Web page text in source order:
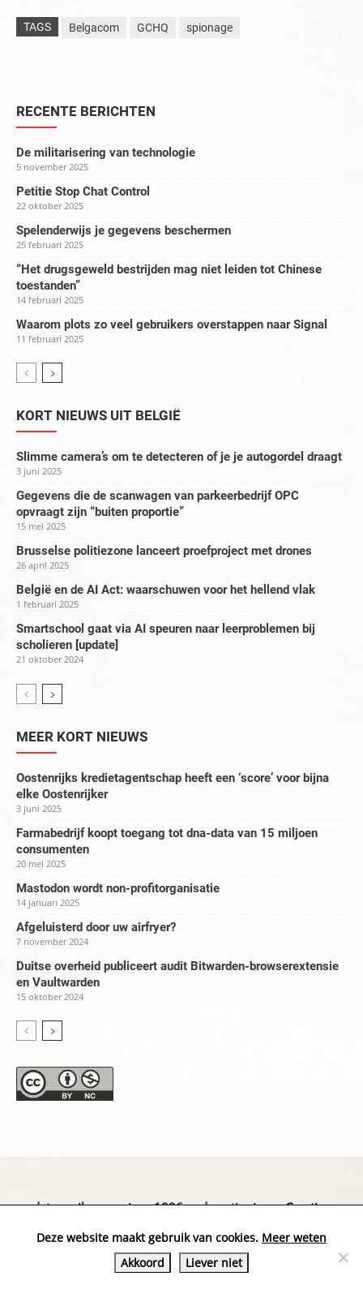
TAGS Belgacom GCHQ spionage
RECENTE BERICHTEN
De militarisering van technologie
5 november 2025
Petitie Stop Chat Control
22 oktober 2025
Spelenderwijs je gegevens beschermen
25 februari 2025
“Het drugsgeweld bestrijden mag niet leiden tot Chinese
toestanden”
14 februari 2025
Waarom plots zo veel gebruikers overstappen naar Signal
11 februari 2025
KORT NIEUWS UIT BELGIË
Slimme camera’s om te detecteren of je je autogordel draagt
3 juni 2025
Gegevens die de scanwagen van parkeerbedrijf OPC
opvraagt zijn “buiten proportie”
15 mei 2025
Brusselse politiezone lanceert proefproject met drones
26 april 2025
België en de AI Act: waarschuwen voor het hellend vlak
1 februari 2025
Smartschool gaat via AI speuren naar leerproblemen bij
scholieren [update]
21 oktober 2024
MEER KORT NIEUWS
Oostenrijks kredietagentschap heeft een ‘score’ voor bijna
elke Oostenrijker
3 juni 2025
Farmabedrijf koopt toegang tot dna-data van 15 miljoen
consumenten
20 mei 2025
Mastodon wordt non-profitorganisatie
14 januari 2025
Afgeluisterd door uw airfryer?
7 november 2024
Duitse overheid publiceert audit Bitwarden-browserextensie
en Vaultwarden
15 oktober 2024
datapanik.org – since 1996 and continuing »Creative
Website by Exterwerk — Logo + graphics by
Deze website maakt gebruik van cookies. Meer weten
Akkoord
Liever niet